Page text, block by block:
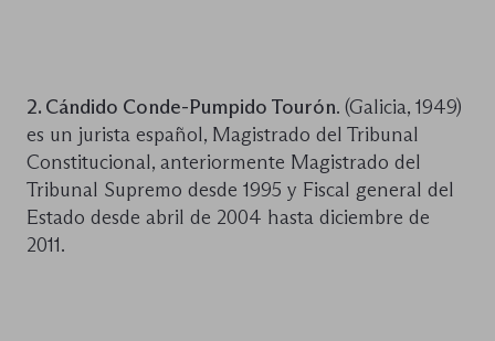
2. Cándido Conde-Pumpido Tourón. (Galicia, 1949)
es un jurista español, Magistrado del Tribunal
Constitucional, anteriormente Magistrado del
Tribunal Supremo desde 1995 y Fiscal general del
Estado desde abril de 2004 hasta diciembre de
2011.